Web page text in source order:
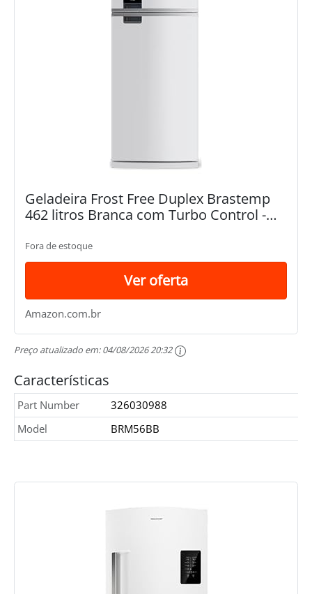
Geladeira Frost Free Duplex Brastemp
462 litros Branca com Turbo Control -
Fora de estoque
Ver oferta
Amazon.com.br
Preço atualizado em:04/08/2026 20:32
Características
Part Number
326030988
Model
BRM56BB